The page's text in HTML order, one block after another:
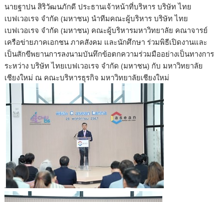
นายฐาปน สิริวัฒนภักดี ประธานเจ้าหน้าที่บริหาร บริษัท ไทย
เบฟเวอเรจ จำกัด (มหาชน) นำทีมคณะผู้บริหาร บริษัท ไทย
เบฟเวอเรจ จำกัด (มหาชน) คณะผู้บริหารมหาวิทยาลัย คณาจารย์
เครือข่ายภาคเอกชน ภาคสังคม และนักศึกษา ร่วมพิธีเปิดงานและ
เป็นสักขีพยานการลงนามบันทึกข้อตกความร่วมมืออย่างเป็นทางการ
ระหว่าง บริษัท ไทยเบฟเวอเรจ จำกัด (มหาชน) กับ มหาวิทยาลัย
เชียงใหม่ ณ คณะบริหารธุรกิจ มหาวิทยาลัยเชียงใหม่
.